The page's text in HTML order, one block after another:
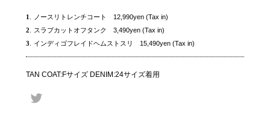
1
ノースリトレンチコート 12,990yen (Tax in)
2
スラブカットオフタンク 3,490yen (Tax in)
3
インディゴフレイドヘムストスリ 15,490yen (Tax in)
TAN COAT:Fサイズ DENIM:24サイズ着用